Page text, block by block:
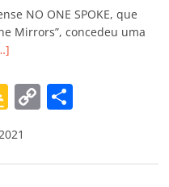
ss
ro
o
m
ar
NO ONE SPOKE, que
Mirrors”, concedeu uma
G
o
o
gl
C
y p